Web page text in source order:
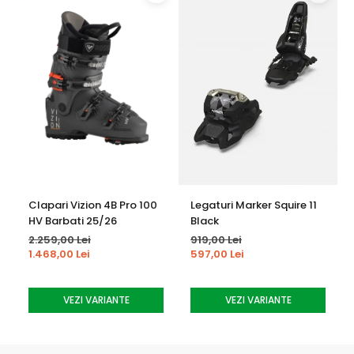
exterioara poate fi polizata pentru a elibera punctele de
presiune
N.F.S. Liner -Comfort Fit
-Padding interior premodelat pe forma
anatomica a piciorului
-Linerul poate fi termoformat cu aer cald
-Padding extra gros si moale ofera confort si
exterior pentru a nu se agata accidental la intrarea sau
iesirea din clapari
Quick Instep - In zona de intrare este folosit un plastic
atunci cand te incalti si te descalti de clapari
Clapari Vizion 4B Pro 100
HV Barbati 25/26
2.259,00 Lei
1.468,00 Lei
VEZI VARIANTE
Legaturi Marker Squire 11
Black
919,00 Lei
597,00 Lei
VEZI VARIANTE